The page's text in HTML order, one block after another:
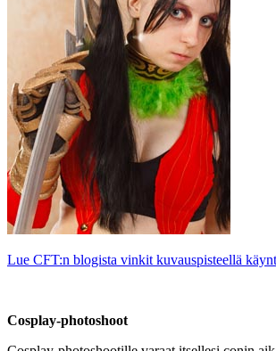
Lue CFT:n blogista vinkit kuvauspisteellä
Cosplay-photoshoot